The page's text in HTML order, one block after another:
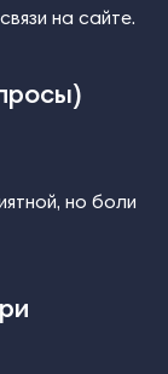
на сайте.
но боли